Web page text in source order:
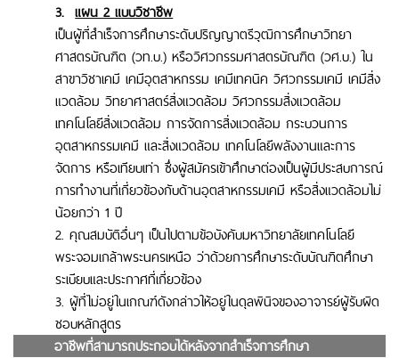
3.แผน 2 แบบวิชาชีพ
เป็นผู้ที่สำเร็จการศึกษาระดับปริญญาตรีวุฒิการศึกษาวิทยา
ศาสตรบัณฑิต (วท.บ.) หรือวิศวกรรมศาสตรบัณฑิต (วศ.บ.) ใน
สาขาวิชาเคมี เคมีอุตสาหกรรม เคมีเทคนิค วิศวกรรมเคมี เคมีสิ่ง
แวดล้อม วิทยาศาสตร์สิ่งแวดล้อม วิศวกรรมสิ่งแวดล้อม
เทคโนโลยีสิ่งแวดล้อม การจัดการสิ่งแวดล้อม กระบวนการ
อุตสาหกรรมเคมี และสิ่งแวดล้อม เทคโนโลยีพลังงานและการ
จัดการ หรือเทียบเท่า ซึ่งผู้สมัครเข้าศึกษาต่องเป็นผู้มีประสบการณ์
การทำงานที่เกี่ยวข้องกับด้านอุตสาหกรรมเคมี หรือสิ่งแวดล้อมไม่
น้อยกว่า 1 ปี
2. คุณสมบัติอื่นๆ เป็นไปตามข้อบังคับมหาวิทยาลัยเทคโนโลยี
พระจอมเกล้าพระนครเหนือ ว่าด้วยการศึกษาระดับบัณฑิตศึกษา
ระเบียบและประกาศที่เกี่ยวข้อง
3. ผู้ที่ไม่อยู่ในเกณฑ์ดังกล่าวให้อยู่ในดุลพินิจของอาจารย์ผู้รับผิด
ชอบหลักสูตร
อาชีพที่สามารถประกอบได้หลังจากสำเร็จการศึกษา